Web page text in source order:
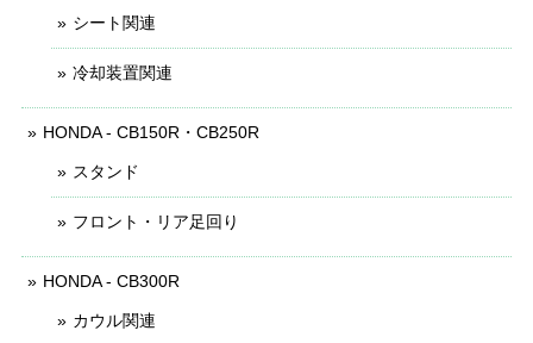
シート関連
冷却装置関連
HONDA - CB150R・CB250R
スタンド
フロント・リア足回り
HONDA - CB300R
カウル関連